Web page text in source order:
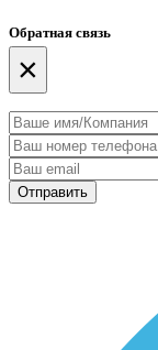
Обратная связь
×
Отправить